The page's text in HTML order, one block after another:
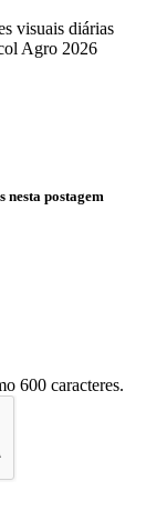
nesta postagem
600 caracteres.